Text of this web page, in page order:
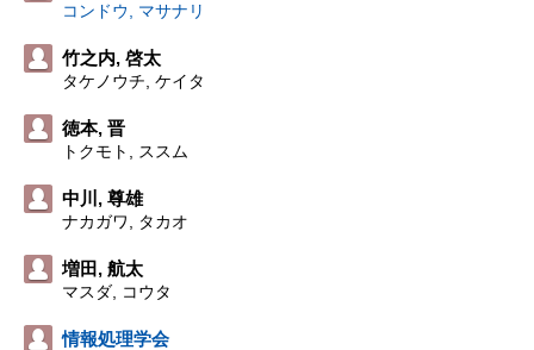
コンドウ, マサナリ
竹之内, 啓太
タケノウチ, ケイタ
徳本, 晋
トクモト, ススム
中川, 尊雄
ナカガワ, タカオ
増田, 航太
マスダ, コウタ
情報処理学会